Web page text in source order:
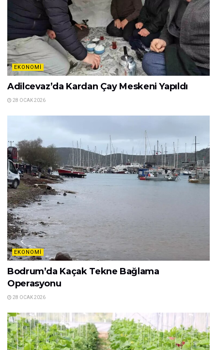
EKONOMI
Adilcevaz’da Kardan Çay Meskeni Yapıldı
28 OCAK 2026
EKONOMI
Bodrum’da Kaçak Tekne Bağlama
Operasyonu
28 OCAK 2026